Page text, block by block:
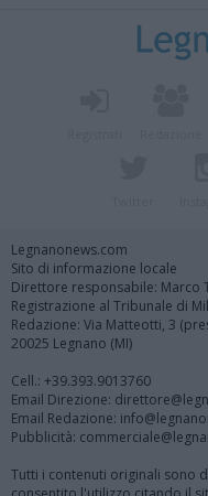
Legnanonews.com
Sito di informazione locale
Direttore responsabile: Marco
Registrazione al Tribunale di
Redazione: Via Matteotti, 3
20025 Legnano (MI)
Cell.: +39.393.9013760
Email Direzione:
Email Redazione:
Pubblicità:
Tutti i contenuti originali sono